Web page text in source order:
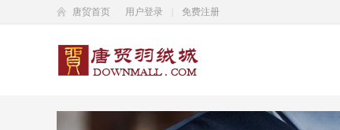
唐贸首页 用户登录 免费注册